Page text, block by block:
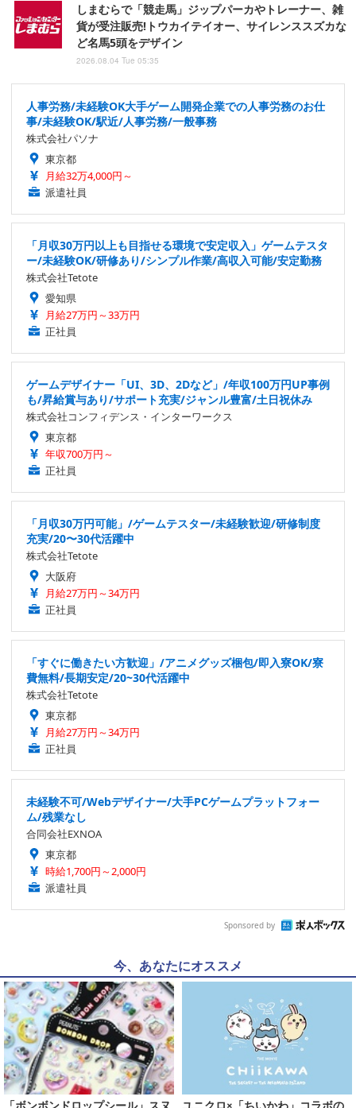
しまむらで「競走馬」ジップパーカやトレーナー、雑
貨が受注販売!トウカイテイオー、サイレンススズカな
ど名馬5頭をデザイン
2026.08.04 Tue 05:35
人事労務/未経験OK大手ゲーム開発企業での人事労務のお仕
事/未経験OK/駅近/人事労務/一般事務
株式会社パソナ
東京都
月給32万4,000円～
派遣社員
「月収30万円以上も目指せる環境で安定収入」ゲームテスタ
ー/未経験OK/研修あり/シンプル作業/高収入可能/安定勤務
株式会社Tetote
愛知県
月給27万円～33万円
正社員
ゲームデザイナー「UI、3D、2Dなど」/年収100万円UP事例
も/昇給賞与あり/サポート充実/ジャンル豊富/土日祝休み
株式会社コンフィデンス・インターワークス
東京都
年収700万円～
正社員
「月収30万円可能」/ゲームテスター/未経験歓迎/研修制度
充実/20〜30代活躍中
株式会社Tetote
大阪府
月給27万円～34万円
正社員
「すぐに働きたい方歓迎」/アニメグッズ梱包/即入寮OK/寮
費無料/長期安定/20~30代活躍中
株式会社Tetote
東京都
月給27万円～34万円
正社員
未経験不可/Webデザイナー/大手PCゲームプラットフォー
ム/残業なし
合同会社EXNOA
東京都
時給1,700円～2,000円
派遣社員
Sponsored by
今、あなたにオススメ